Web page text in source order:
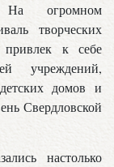
На огромном
творческих
привлек к себе
учреждений,
домов и
Свердловской
настолько